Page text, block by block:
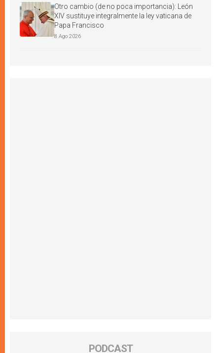
Otro cambio (de no poca importancia): León
XIV sustituye integralmente la ley vaticana de
Papa Francisco
8 Ago 2026
PODCAST